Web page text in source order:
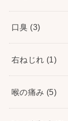
口臭 (3)
右ねじれ (1)
喉の痛み (5)